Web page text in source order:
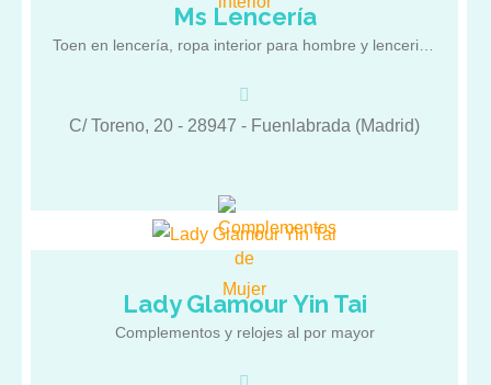
Ms Lencería al por mayor Corset Babydoll Lencería
Sexy Medias y ligueros Bodys Tangas y Cullottes
Ms Lencería
C/ Toreno, 20 - 28947 - Fuenlabrada (Madrid)
Lady Glamour Yin Tai Complementos de Moda Relojes
Al por Mayor
Lady Glamour Yin Tai
Complementos y relojes al por mayor